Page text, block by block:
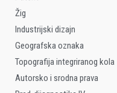
Žig
Industrijski dizajn
Geografska oznaka
Topografija integriranog kola
Autorsko i srodna prava